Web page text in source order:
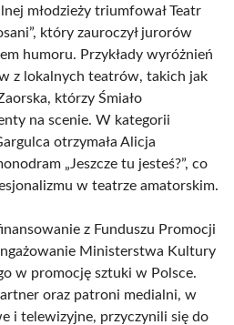
młodzieży triumfował Teatr
który zauroczył jurorów
humoru. Przykłady wyróżnień
z lokalnych teatrów, takich jak
którzy Śmiało
na scenie. W kategorii
otrzymała Alicja
„Jeszcze tu jesteś?”, co
w teatrze amatorskim.
z Funduszu Promocji
Ministerstwa Kultury
w promocję sztuki w Polsce.
oraz patroni medialni, w
i telewizyjne, przyczynili się do